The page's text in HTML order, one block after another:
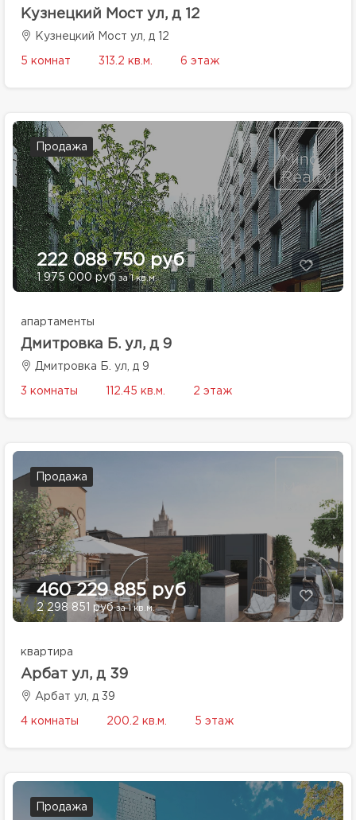
Кузнецкий Мост ул, д 12
Кузнецкий Мост ул, д 12
5 комнат 313.2 кв.м. 6 этаж
Продажа
222 088 750 руб
1 975 000 рубза 1 кв.м.
апартаменты
Дмитровка Б. ул, д 9
Дмитровка Б. ул, д 9
3 комнаты 112.45 кв.м. 2 этаж
Продажа
460 229 885 руб
2 298 851 рубза 1 кв.м.
квартира
Арбат ул, д 39
Арбат ул, д 39
4 комнаты 200.2 кв.м. 5 этаж
Продажа